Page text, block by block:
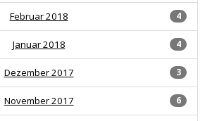
4
Februar 2018
4
Januar 2018
3
Dezember 2017
6
November 2017